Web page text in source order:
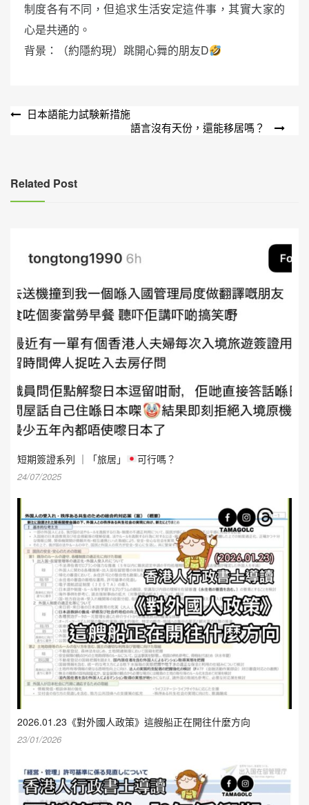
制度各有不同，但追求生活安定這件事，其實大家的
心是共通的。
背景：（約隱約現）跳開心舞的朋友D
文
覽
日本語能力試験新措施
語言沒有天份，還能移居嗎？
Related Post
短期簽證系列 ｜「旅居」 可行嗎？
24/07/2025
2026.01.23《對外國人政策》這艘船正在開往什麼方向
23/01/2026